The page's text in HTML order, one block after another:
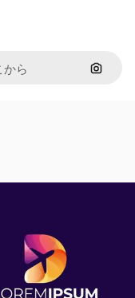
画像で